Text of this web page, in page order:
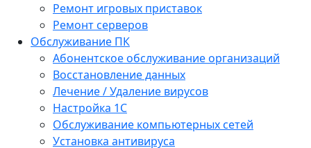
Ремонт игровых приставок
Ремонт серверов
Обслуживание ПК
Абонентское обслуживание организаций
Восстановление данных
Лечение / Удаление вирусов
Настройка 1С
Обслуживание компьютерных сетей
Установка антивируса